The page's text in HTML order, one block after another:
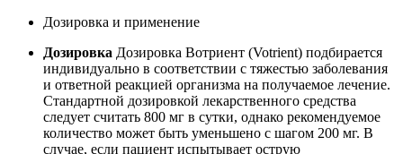
Дозировка и применение
Дозировка Дозировка Вотриент (Votrient) подбирается
индивидуально в соответствии с тяжестью заболевания
и ответной реакцией организма на получаемое лечение.
Стандартной дозировкой лекарственного средства
следует считать 800 мг в сутки, однако рекомендуемое
количество может быть уменьшено с шагом 200 мг. В
случае, если пациент испытывает острую